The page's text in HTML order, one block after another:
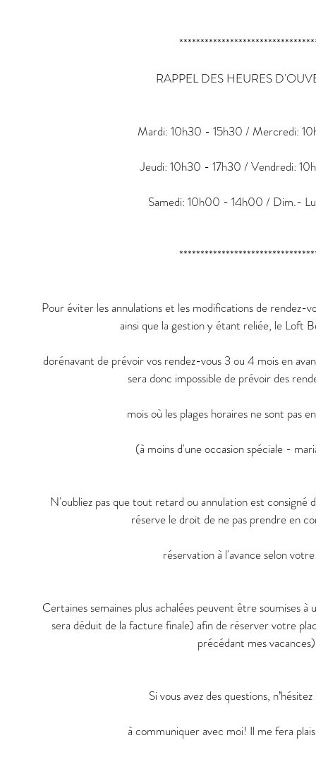
RAPPEL DES HEURES
Mardi: 10h30 - 15h30 / Mercredi:
Jeudi: 10h30 - 17h30 / Vendredi:
Samedi: 10h00 - 14h00 / Dim.-
Pour éviter les annulations et les modifications de rendez-
ainsi que la gestion y étant reliée, le Loft
dorénavant de prévoir vos rendez-vous 3 ou 4 mois en
sera donc impossible de prévoir des
mois où les plages horaires ne sont pas
(à moins d'une occasion spéciale -
N'oubliez pas que tout retard ou annulation est
réserve le droit de ne pas prendre en
réservation à l'avance selon
Certaines semaines plus achalées peuvent être soumises
sera déduit de la facture finale) afin de réserver votre
précédant mes
Si vous avez des questions,
à communiquer avec moi! Il me fera